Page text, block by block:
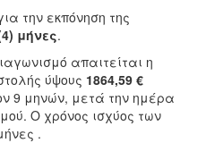
την εκπόνηση της
μήνες.
απαιτείται η
ύψους 1864,59 €
9 μηνών, μετά την ημέρα
Ο χρόνος ισχύος των
.